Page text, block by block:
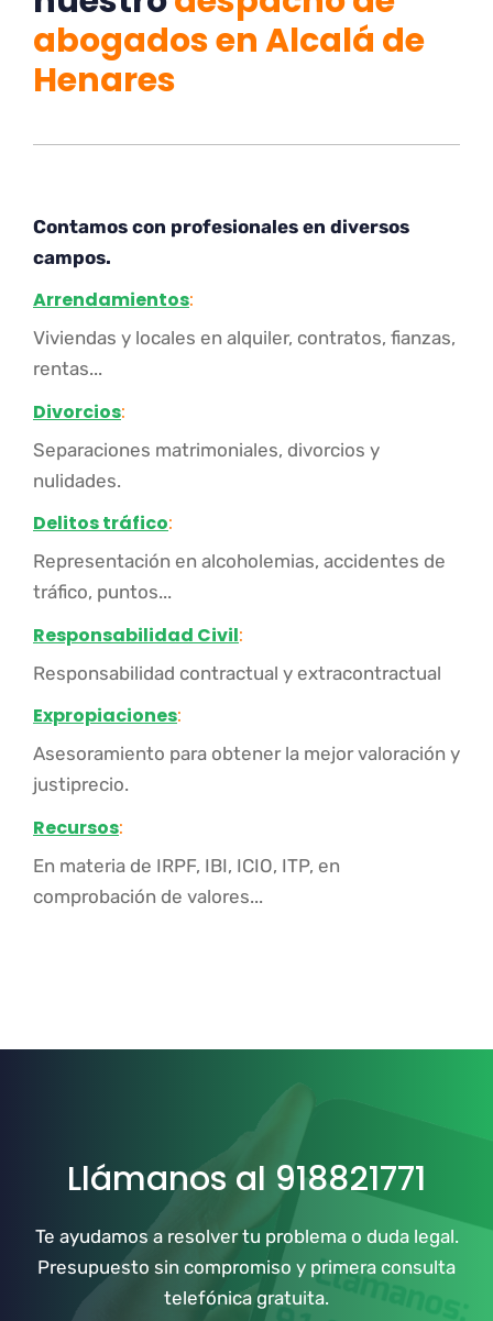
abogados en Alcalá de
Henares
Contamos con profesionales en diversos
campos.
Arrendamientos:
Viviendas y locales en alquiler, contratos, fianzas,
rentas...
Divorcios:
Separaciones matrimoniales, divorcios y
nulidades.
Delitos tráfico:
Representación en alcoholemias, accidentes de
tráfico, puntos...
Responsabilidad Civil:
Responsabilidad contractual y extracontractual
Expropiaciones:
Asesoramiento para obtener la mejor valoración y
justiprecio.
Recursos:
En materia de IRPF, IBI, ICIO, ITP, en
comprobación de valores...
Llámanos al 918821771
Te ayudamos a resolver tu problema o duda legal.
Presupuesto sin compromiso y primera consulta
telefónica gratuita.